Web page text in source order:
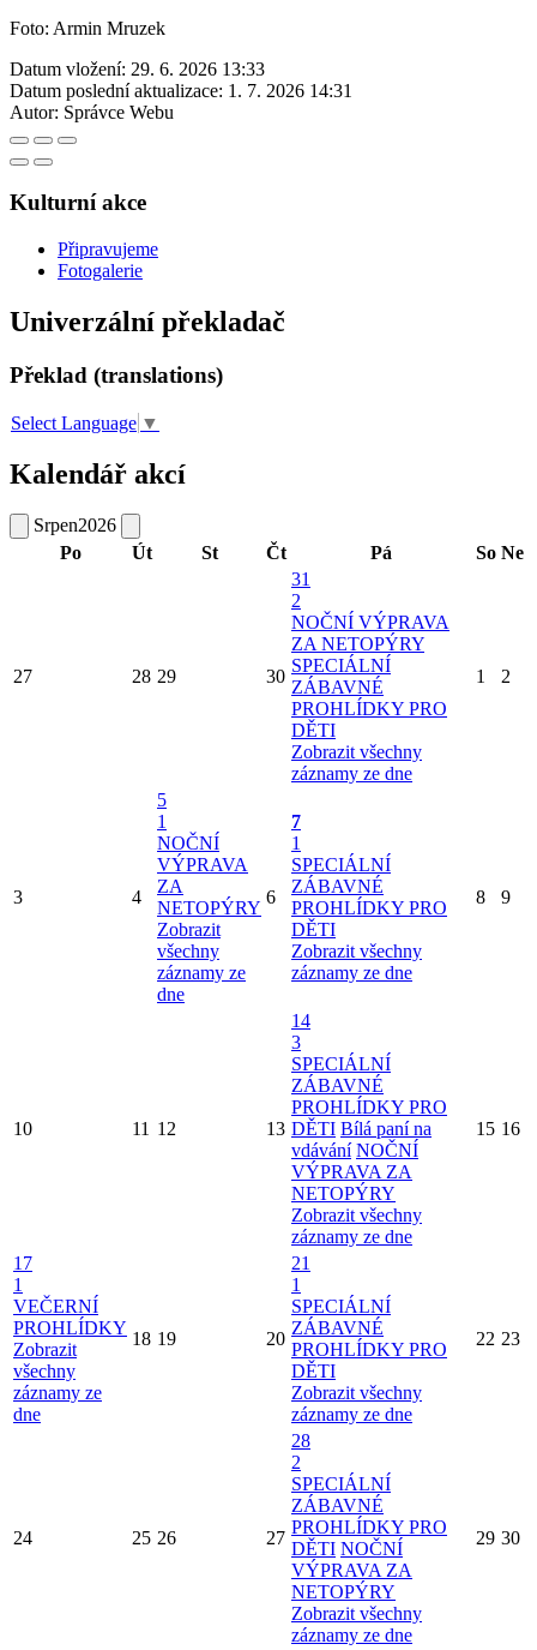
Foto: Armin Mruzek
Datum vložení: 29. 6. 2026 13:33
Datum poslední aktualizace: 1. 7. 2026 14:31
Autor: Správce Webu
Kulturní akce
Připravujeme
Fotogalerie
Univerzální překladač
Překlad (translations)
Select Language ▼
Kalendář akcí
Srpen2026
Po
Út St Čt Pá So Ne
27 28 29 30
31
2
NOČNÍ VÝPRAVA
ZA NETOPÝRY
SPECIÁLNÍ
ZÁBAVNÉ
PROHLÍDKY PRO
DĚTI
Zobrazit všechny
záznamy ze dne
1 2
3 4
5
1
NOČNÍ
VÝPRAVA
ZA
NETOPÝRY
Zobrazit
všechny
záznamy ze
dne
6
7
1
SPECIÁLNÍ
ZÁBAVNÉ
PROHLÍDKY PRO
DĚTI
Zobrazit všechny
záznamy ze dne
8 9
10 11 12 13
14
3
SPECIÁLNÍ
ZÁBAVNÉ
PROHLÍDKY PRO
DĚTI Bílá paní na
vdávání NOČNÍ
VÝPRAVA ZA
NETOPÝRY
Zobrazit všechny
záznamy ze dne
15 16
17
1
VEČERNÍ
PROHLÍDKY
Zobrazit
všechny
záznamy ze
dne
18 19 20
21
1
SPECIÁLNÍ
ZÁBAVNÉ
PROHLÍDKY PRO
DĚTI
Zobrazit všechny
záznamy ze dne
22 23
24 25 26 27
28
2
SPECIÁLNÍ
ZÁBAVNÉ
PROHLÍDKY PRO
DĚTI NOČNÍ
VÝPRAVA ZA
NETOPÝRY
Zobrazit všechny
záznamy ze dne
29 30